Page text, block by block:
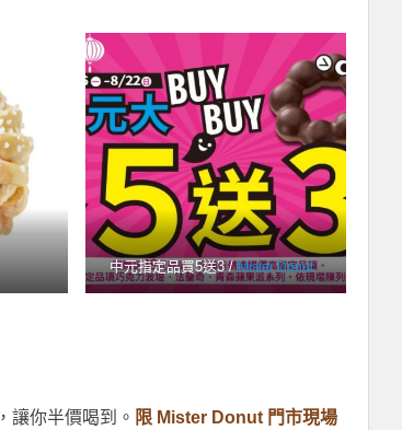
中元指定品買5送3 /Mister Donut
，讓你半價喝到。 限 Mister Donut 門市現場